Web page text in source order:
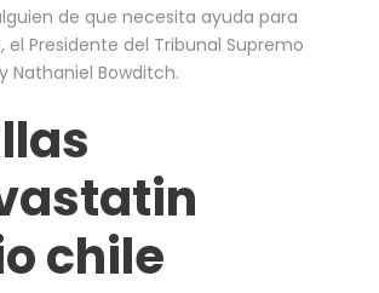
de que necesita ayuda para
el Presidente del Tribunal Supremo
Nathaniel Bowditch.
chile